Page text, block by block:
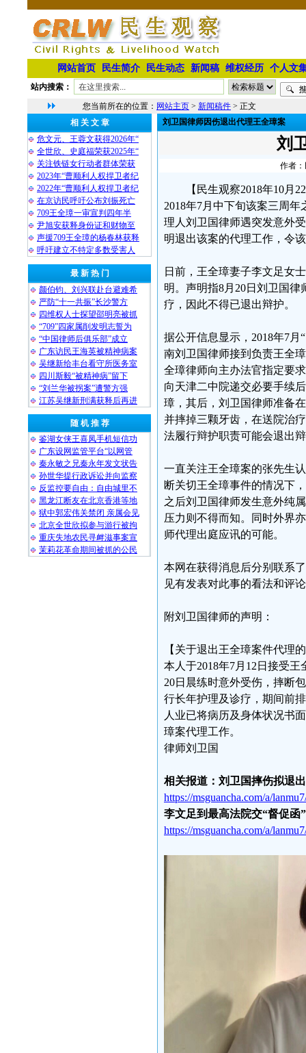
网站首页 民生简介 民生动态 新闻稿 维权经历 个人文
站内搜索：
您当前所在的位置： 网站主页 > 新闻稿件 > 正文
相 关 文 章
危文元、王蓉文获得2026年“
全世欣、史庭福荣获2025年“
关注铁链女行动者群体荣获
2023年“曹顺利人权捍卫者纪
2022年“曹顺利人权捍卫者纪
在京访民呼吁公布刘振死亡
709王全璋一审宣判四年半
尹旭安获释身份证和财物至
声援709王全璋的杨春林获释
呼吁建立不特定多数受害人
最 新 热 门
颜伯钧、刘兴联赴台避难希
严防“十一共振”长沙警方
四维权人士探望邵明亮被抓
“709”四家属削发明志誓为
“中国律师后俱乐部”成立
广东访民王海英被精神病案
吴继新给丰台看守所医务室
四川斯毅“被精神病”留下
“刘兰华被拐案”遭警方强
江苏吴继新刑满获释后再进
随 机 推 荐
鉴湖女侠王喜凤手机短信功
广东设网监管平台“以网管
秦永敏之兄秦永年发文状告
孙世华提行政诉讼并向监察
反监控要自由：自由城里不
黑龙江断友在北京香港等地
狱中郭宏伟关禁闭 亲属会见
北京全世欣拟参与游行被拘
重庆失地农民寻衅滋事案宣
茉莉花革命期间被抓的公民
刘卫国律师因伤退出代理王全璋案
刘
作者：
【民生观察2018年10月
2018年7月中下旬该案三周
理人刘卫国律师遇突发意外
明退出该案的代理工作，令
日前，王全璋妻子李文足女
明。声明指8月20日刘卫国
疗，因此不得已退出辩护。
据公开信息显示，2018年7
南刘卫国律师接到负责王全
全璋律师向主办法官指定要
向天津二中院递交必要手续
璋，其后，刘卫国律师准备
并摔掉三颗牙齿，在送院治
法履行辩护职责可能会退出
一直关注王全璋案的张先生
断关切王全璋事件的情况下
之后刘卫国律师发生意外纯
压力则不得而知。同时外界
师代理出庭应讯的可能。
本网在获得消息后分别联系
见有发表对此事的看法和评
附刘卫国律师的声明：
【关于退出王全璋案件代理
本人于2018年7月12日接受
20日晨练时意外受伤，摔断
行长年护理及诊疗，期间前
人业已将病历及身体状况书
璋案代理工作。
律师刘卫国
相关报道：刘卫国摔伤拟退
https://msguancha.com/a/
李文足到最高法院交“督促函
https://msguancha.com/a/